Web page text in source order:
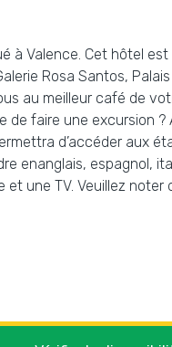
à Valence. Cet hôtel est
Rosa Santos,
au meilleur café de
de faire une excursion ?
d’accéder aux
enanglais, espagnol,
une TV. Veuillez noter